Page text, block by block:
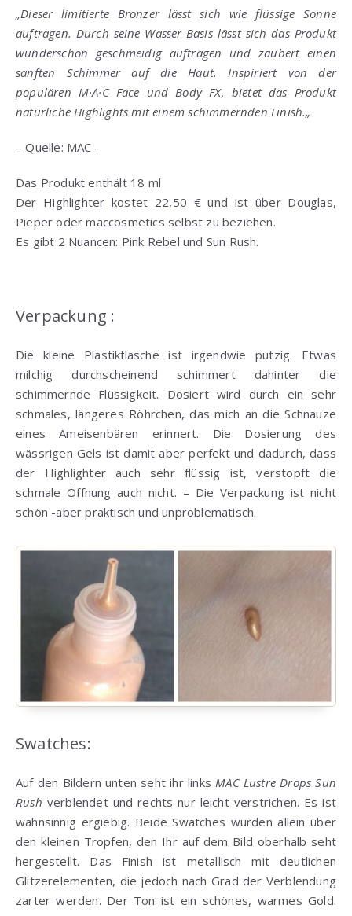
„Dieser limitierte Bronzer lässt sich wie flüssige Sonne
auftragen. Durch seine Wasser-Basis lässt sich das Produkt
wunderschön geschmeidig auftragen und zaubert einen
sanften Schimmer auf die Haut. Inspiriert von der
populären M·A·C Face und Body FX, bietet das Produkt
natürliche Highlights mit einem schimmernden Finish.„
– Quelle: MAC-
Das Produkt enthält 18 ml
Der Highlighter kostet 22,50 € und ist über Douglas,
Pieper oder maccosmetics selbst zu beziehen.
Es gibt 2 Nuancen: Pink Rebel und Sun Rush.
Verpackung :
Die kleine Plastikflasche ist irgendwie putzig. Etwas
milchig durchscheinend schimmert dahinter die
schimmernde Flüssigkeit. Dosiert wird durch ein sehr
schmales, längeres Röhrchen, das mich an die Schnauze
eines Ameisenbären erinnert. Die Dosierung des
wässrigen Gels ist damit aber perfekt und dadurch, dass
der Highlighter auch sehr flüssig ist, verstopft die
schmale Öffnung auch nicht. – Die Verpackung ist nicht
schön -aber praktisch und unproblematisch.
Swatches:
Auf den Bildern unten seht ihr links MAC Lustre Drops Sun
Rush verblendet und rechts nur leicht verstrichen. Es ist
wahnsinnig ergiebig. Beide Swatches wurden allein über
den kleinen Tropfen, den Ihr auf dem Bild oberhalb seht
hergestellt. Das Finish ist metallisch mit deutlichen
Glitzerelementen, die jedoch nach Grad der Verblendung
zarter werden. Der Ton ist ein schönes, warmes Gold.